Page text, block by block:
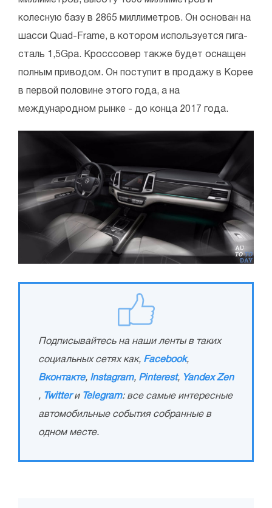
колесную базу в 2865 миллиметров. Он основан на
шасси Quad-Frame, в котором используется гига-
сталь 1,5Gpa. Кросссовер также будет оснащен
полным приводом. Он поступит в продажу в Корее
в первой половине этого года, а на
международном рынке - до конца 2017 года.
Подписывайтесь на наши ленты в таких
социальных сетях как, Facebook,
Вконтакте, Instagram, Pinterest, Yandex Zen
, Twitterи Telegram: все самые интересные
автомобильные события собранные в
одном месте.